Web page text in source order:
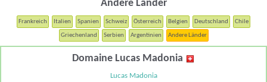
Andere Länder
Frankreich Italien Spanien Schweiz Österreich Belgien Deutschland Chile
Griechenland Serbien Argentinien Andere Länder
Domaine Lucas Madonia
Lucas Madonia